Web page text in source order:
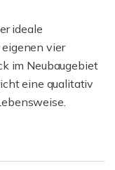
ideale
eigenen vier
im Neubaugebiet
eine qualitativ